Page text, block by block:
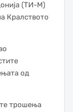
(ТИ-М)
Кралството
од
трошења